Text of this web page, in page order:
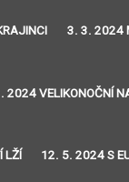
3. 3. 2024
2024 VELIKONOČNÍ
LŽÍ 12. 5. 2024 S